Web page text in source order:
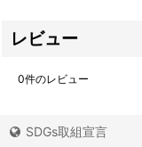
レビュー
0件のレビュー
SDGs取組宣言